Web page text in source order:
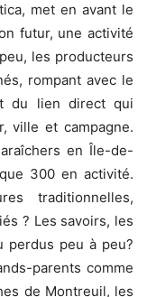
met en avant le
futur, une activité
les producteurs
rompant avec le
du lien direct qui
ville et campagne.
en Île-de-
300 en activité.
traditionnelles,
? Les savoirs, les
perdus peu à peu?
parents comme
de Montreuil, les